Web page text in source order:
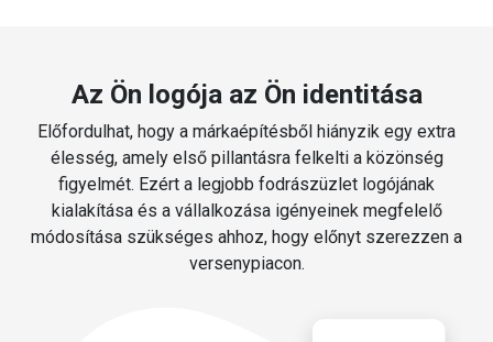
Az Ön logója az Ön identitása
Előfordulhat, hogy a márkaépítésből hiányzik egy extra
élesség, amely első pillantásra felkelti a közönség
figyelmét. Ezért a legjobb fodrászüzlet logójának
kialakítása és a vállalkozása igényeinek megfelelő
módosítása szükséges ahhoz, hogy előnyt szerezzen a
versenypiacon.